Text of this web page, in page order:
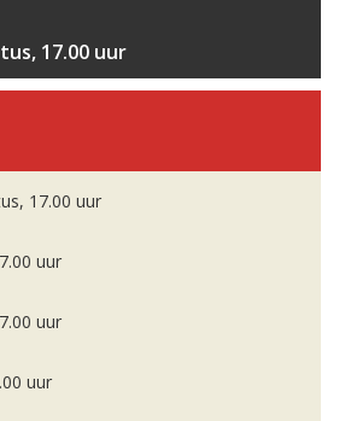
17.00 uur
17.00 uur
uur
uur
uur